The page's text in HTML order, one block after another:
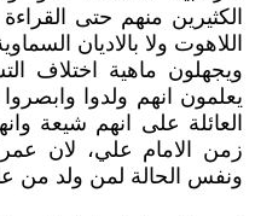
الكثيرين منهم حتى
اللاهوت ولا بالاديان
ويجهلون ماهية اختلاف
يعلمون انهم ولدوا
العائلة على انهم شيعة
زمن الامام علي، لان
ونفس الحالة لمن ولد من